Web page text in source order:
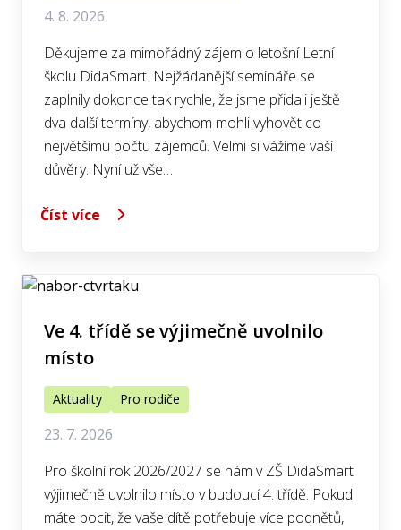
4. 8. 2026
Děkujeme za mimořádný zájem o letošní Letní
školu DidaSmart. Nejžádanější semináře se
zaplnily dokonce tak rychle, že jsme přidali ještě
dva další termíny, abychom mohli vyhovět co
největšímu počtu zájemců. Velmi si vážíme vaší
důvěry. Nyní už vše…
Číst více
Ve 4. třídě se výjimečně uvolnilo
místo
Aktuality Pro rodiče
23. 7. 2026
Pro školní rok 2026/2027 se nám v ZŠ DidaSmart
výjimečně uvolnilo místo v budoucí 4. třídě. Pokud
máte pocit, že vaše dítě potřebuje více podnětů,